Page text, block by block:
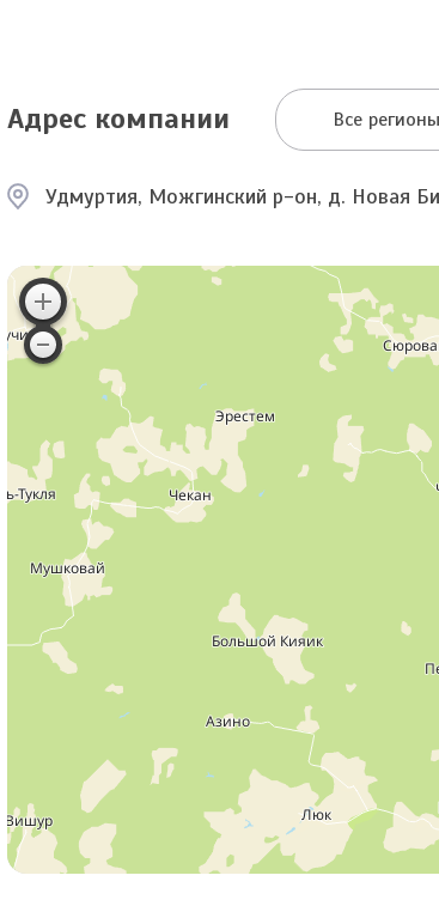
Адрес компании Все регионы
Удмуртия, Можгинский р-он, д. Новая